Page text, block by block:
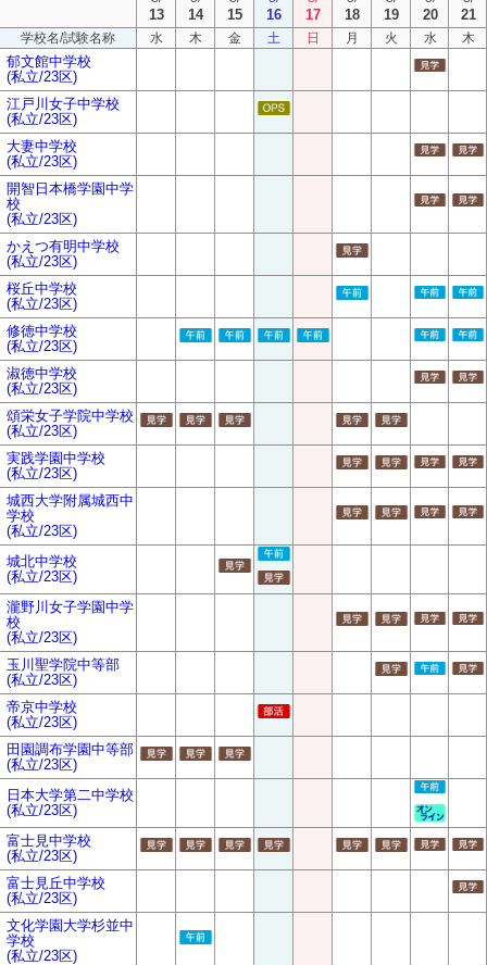
13 14 15 16 17 18 19 20 21
学校名/試験名称 水 木 金 土 日 月 火 水 木
郁文館中学校
(私立/23区)
江戸川女子中学校
(私立/23区)
大妻中学校
(私立/23区)
開智日本橋学園中学
校
(私立/23区)
かえつ有明中学校
(私立/23区)
桜丘中学校
(私立/23区)
修徳中学校
(私立/23区)
淑徳中学校
(私立/23区)
頌栄女子学院中学校
(私立/23区)
実践学園中学校
(私立/23区)
城西大学附属城西中
学校
(私立/23区)
城北中学校
(私立/23区)
瀧野川女子学園中学
校
(私立/23区)
玉川聖学院中等部
(私立/23区)
帝京中学校
(私立/23区)
田園調布学園中等部
(私立/23区)
日本大学第二中学校
(私立/23区)
富士見中学校
(私立/23区)
富士見丘中学校
(私立/23区)
文化学園大学杉並中
学校
(私立/23区)